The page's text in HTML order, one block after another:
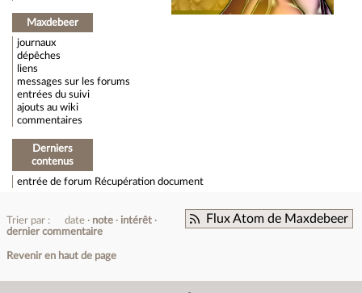
Maxdebeer
journaux
dépêches
liens
messages sur les forums
entrées du suivi
ajouts au wiki
commentaires
Derniers
contenus
entrée de forum Récupération document
Flux Atom de Maxdebeer
Trier par : date note
intérêt
dernier commentaire
Revenir en haut de page